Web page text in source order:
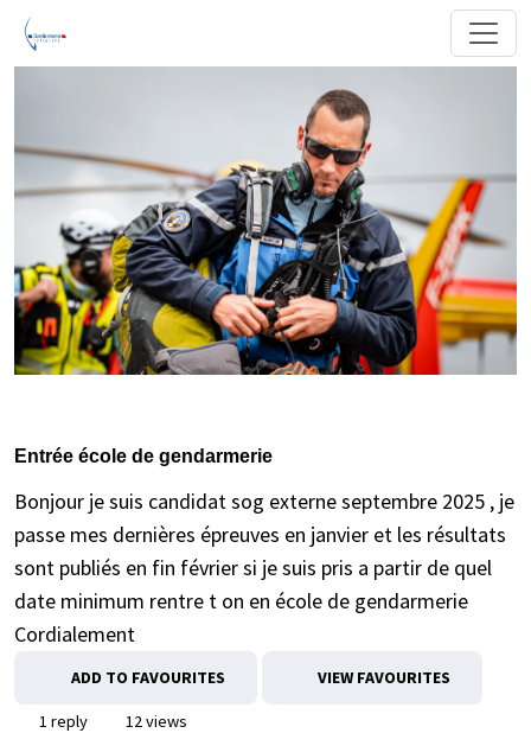
Entrée école de gendarmerie
Bonjour je suis candidat sog externe septembre 2025 , je
passe mes dernières épreuves en janvier et les résultats
sont publiés en fin février si je suis pris a partir de quel
date minimum rentre t on en école de gendarmerie
Cordialement
ADD TO FAVOURITES VIEW FAVOURITES
1 reply
12 views